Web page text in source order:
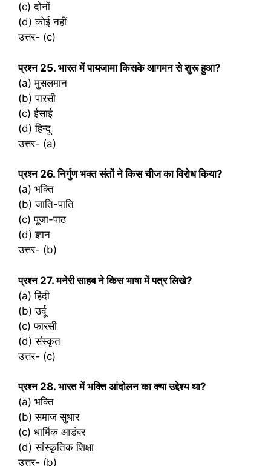
(c) दोनों
(d) कोई नहीं
उत्तर- (c)
प्रश्‍न 25. भारत में पायजामा किसके आगमन से शुरू हुआ?
(a) मुसलमान
(b) पारसी
(c) ईसाई
(d) हिन्दू
उत्तर- (a)
प्रश्‍न 26. निर्गुण भक्त संतों ने किस चीज का विरोध किया?
(a) भक्ति
(b) जाति-पाति
(c) पूजा-पाठ
(d) ज्ञान
उत्तर- (b)
प्रश्‍न 27. मनेरी साहब ने किस भाषा में पत्र लिखे?
(a) हिंदी
(b) उर्दू
(c) फारसी
(d) संस्कृत
उत्तर- (c)
प्रश्‍न 28. भारत में भक्ति आंदोलन का क्या उद्देश्य था?
(a) भक्ति
(b) समाज सुधार
(c) धार्मिक आडंबर
(d) सांस्कृतिक शिक्षा
उत्तर- (b)